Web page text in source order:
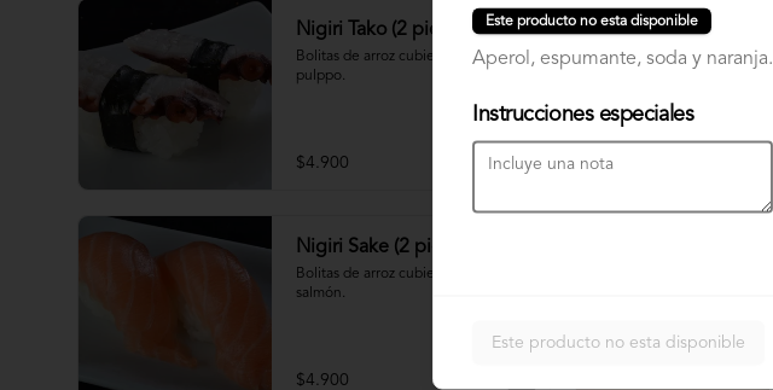
Nigiri Tako (2 piezas)
Bolitas de arroz cubiertas por
pulppo.
$4.900
Nigiri Sake (2 piezas)
Bolitas de arroz cubiertas por
salmón.
$4.900
Este producto no esta disponible
Aperol, espumante, soda y naranja.
Instrucciones especiales
Este producto no esta disponible